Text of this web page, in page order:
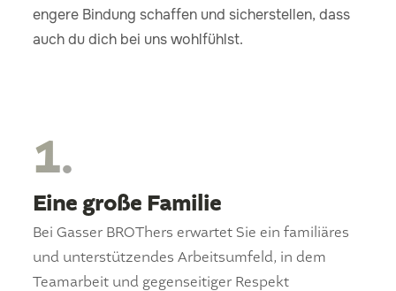
engere Bindung schaffen und sicherstellen, dass
auch du dich bei uns wohlfühlst.
1.
Eine große Familie
Bei Gasser BROThers erwartet Sie ein familiäres
und unterstützendes Arbeitsumfeld, in dem
Teamarbeit und gegenseitiger Respekt